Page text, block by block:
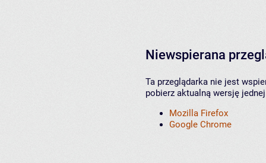
Niewspierana
Ta przeglądarka nie jest
pobierz aktualną wersję
Mozilla Firefox
Google Chrome